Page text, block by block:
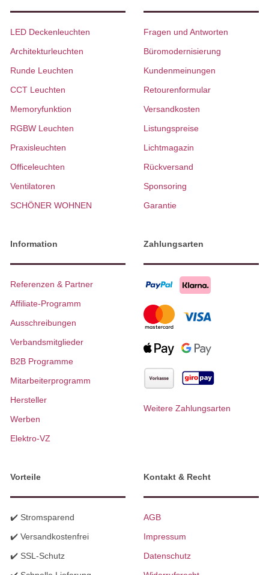
LED Deckenleuchten
Architekturleuchten
Runde Leuchten
CCT Leuchten
Memoryfunktion
RGBW Leuchten
Praxisleuchten
Officeleuchten
Ventilatoren
SCHÖNER WOHNEN
Fragen und Antworten
Büromodernisierung
Kundenmeinungen
Retourenformular
Versandkosten
Listungspreise
Lichtmagazin
Rückversand
Sponsoring
Garantie
Information
Referenzen & Partner
Affiliate-Programm
Ausschreibungen
Verbandsmitglieder
B2B Programme
Mitarbeiterprogramm
Hersteller
Werben
Elektro-VZ
Zahlungsarten
Weitere Zahlungsarten
Vorteile
✔️ Stromsparend
✔️ Versandkostenfrei
✔️ SSL-Schutz
Kontakt & Recht
AGB
Impressum
Datenschutz